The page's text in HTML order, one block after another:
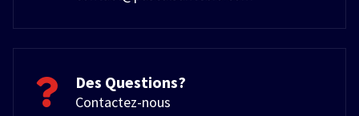
Des Questions?
Contactez-nous